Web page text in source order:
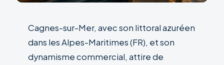
Cagnes-sur-Mer, avec son littoral azuréen
dans les Alpes-Maritimes (FR), et son
dynamisme commercial, attire de